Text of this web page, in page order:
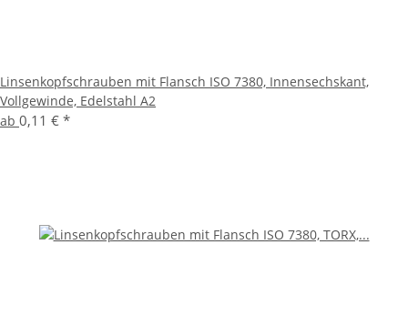
Linsenkopfschrauben mit Flansch ISO 7380, Innensechskant,
Vollgewinde, Edelstahl A2
ab 0,11 € *